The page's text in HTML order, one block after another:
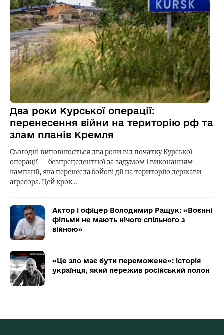
Два роки Курської операції:
перенесення війни на територію рф та
злам планів Кремля
Сьогодні виповнюється два роки від початку Курської
операції — безпрецедентної за задумом і виконанням
кампанії, яка перенесла бойові дії на територію держави-
агресора. Цей крок…
Актор і офіцер Володимир Ращук: «Воєнні
фільми не мають нічого спільного з
війною»
«Це зло має бути переможене»: історія
українця, який пережив російський полон